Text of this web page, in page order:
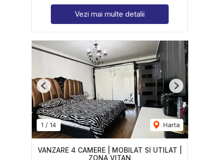
Vezi mai multe detalii
1 / 14 Harta
Previous Next
VANZARE 4 CAMERE | MOBILAT SI UTILAT |
ZONA VITAN